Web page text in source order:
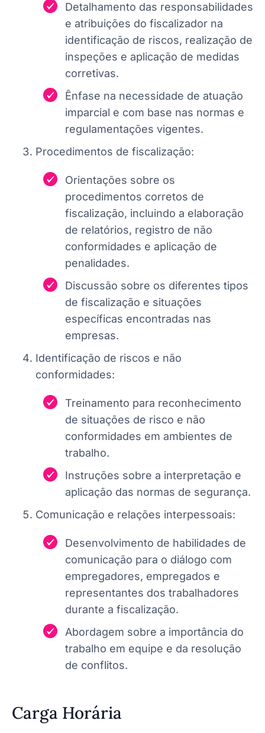
Detalhamento das responsabilidades
e atribuições do fiscalizador na
identificação de riscos, realização de
inspeções e aplicação de medidas
corretivas.
Ênfase na necessidade de atuação
imparcial e com base nas normas e
regulamentações vigentes.
Procedimentos de fiscalização:
Orientações sobre os
procedimentos corretos de
fiscalização, incluindo a elaboração
de relatórios, registro de não
conformidades e aplicação de
penalidades.
Discussão sobre os diferentes tipos
de fiscalização e situações
específicas encontradas nas
empresas.
Identificação de riscos e não
conformidades:
Treinamento para reconhecimento
de situações de risco e não
conformidades em ambientes de
trabalho.
Instruções sobre a interpretação e
aplicação das normas de segurança.
Comunicação e relações interpessoais:
Desenvolvimento de habilidades de
comunicação para o diálogo com
empregadores, empregados e
representantes dos trabalhadores
durante a fiscalização.
Abordagem sobre a importância do
trabalho em equipe e da resolução
de conflitos.
Carga Horária